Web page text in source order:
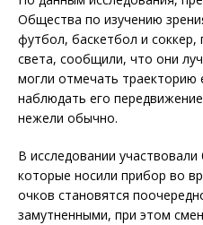
Общества по изучению
футбол, баскетбол и
света, сообщили, что они
могли отмечать траекторию
наблюдать его
нежели обычно.
В исследовании
которые носили прибор во
очков становятся
замутненными, при этом